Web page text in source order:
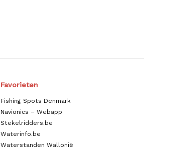
Favorieten
Fishing Spots Denmark
Navionics – Webapp
Stekelridders.be
Waterinfo.be
Waterstanden Wallonië